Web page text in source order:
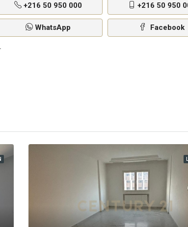
+216 50 950 000 +216 50 950
WhatsApp Facebook